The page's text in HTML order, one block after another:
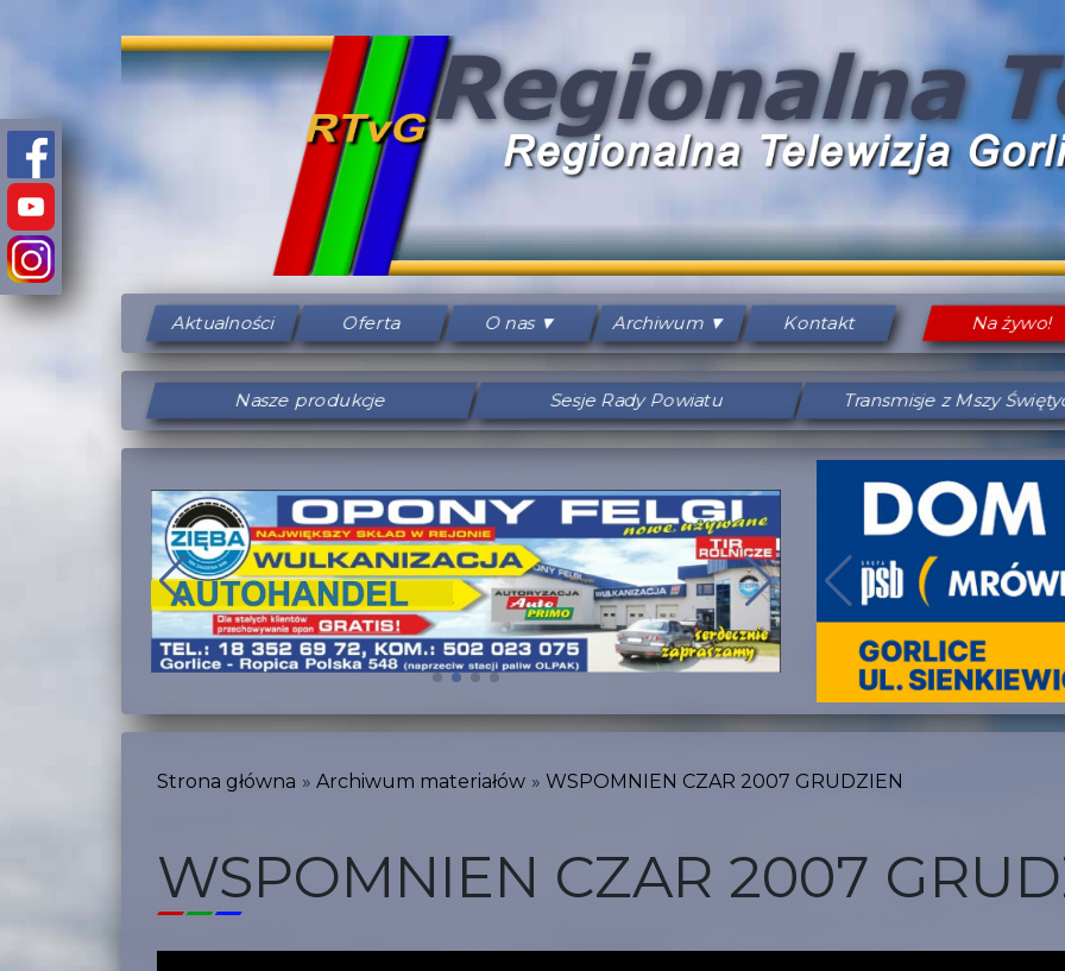
Aktualności Oferta O nas Archiwum Kontakt Na żywo!
Nasze produkcje Sesje Rady Powiatu Transmisje z Mszy
Strona główna Archiwum materiałów WSPOMNIEN CZAR 2007 GRUDZIEN
WSPOMNIEN CZAR 2007